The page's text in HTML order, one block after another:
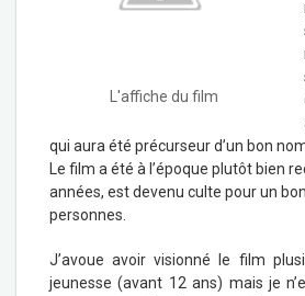
L'affiche du film
qui aura été précurseur d’un bon
Le film a été à l’époque plutôt bien
années, est devenu culte pour un
personnes.
J’avoue avoir visionné le film
jeunesse (avant 12 ans) mais je